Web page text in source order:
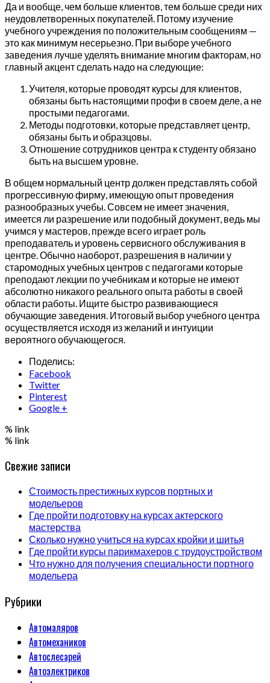
Да и вообще, чем больше клиентов, тем больше среди них
неудовлетворенных покупателей. Потому изучение
учебного учреждения по положительным сообщениям —
это как минимум несерьезно. При выборе учебного
заведения лучше уделять внимание многим факторам, но
главный акцент сделать надо на следующие:
Учителя, которые проводят курсы для клиентов,
обязаны быть настоящими профи в своем деле, а не
простыми педагогами.
Методы подготовки, которые представляет центр,
обязаны быть и образцовы.
Отношение сотрудников центра к студенту обязано
быть на высшем уровне.
В общем нормальный центр должен представлять собой
прогрессивную фирму, имеющую опыт проведения
разнообразных учебы. Совсем не имеет значения,
имеется ли разрешение или подобный документ, ведь мы
учимся у мастеров, прежде всего играет роль
преподаватель и уровень сервисного обслуживания в
центре. Обычно наоборот, разрешения в наличии у
старомодных учебных центров с педагогами которые
преподают лекции по учебникам и которые не имеют
абсолютно никакого реального опыта работы в своей
области работы. Ищите быстро развивающиеся
обучающие заведения. Итоговый выбор учебного центра
осуществляется исходя из желаний и интуиции
вероятного обучающегося.
Поделись:
Facebook
Twitter
Pinterest
Google +
% link
% link
Свежие записи
Стоимость престижных курсов портных и
модельеров
Где пройти подготовку на курсах актерского
мастерства
Сколько нужно учиться на курсах кройки и шитья
Где пройти курсы парикмахеров с трудоустройством
Что нужно для получения специальности портного
модельера
Рубрики
Автомаляров
Автомехаников
Автослесарей
Автоэлектриков